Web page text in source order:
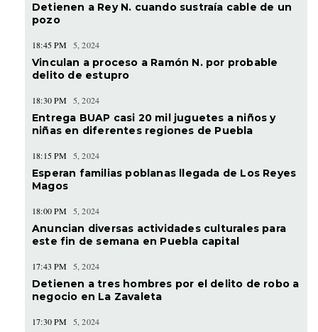
Detienen a Rey N. cuando sustraía cable de un
pozo
18:45 PM 5, 2024
Vinculan a proceso a Ramón N. por probable
delito de estupro
18:30 PM 5, 2024
Entrega BUAP casi 20 mil juguetes a niños y
niñas en diferentes regiones de Puebla
18:15 PM 5, 2024
Esperan familias poblanas llegada de Los Reyes
Magos
18:00 PM 5, 2024
Anuncian diversas actividades culturales para
este fin de semana en Puebla capital
17:43 PM 5, 2024
Detienen a tres hombres por el delito de robo a
negocio en La Zavaleta
17:30 PM 5, 2024